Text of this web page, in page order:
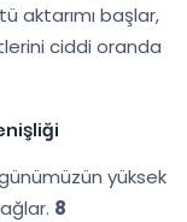
aktarımı başlar,
ciddi oranda
yüksek
8